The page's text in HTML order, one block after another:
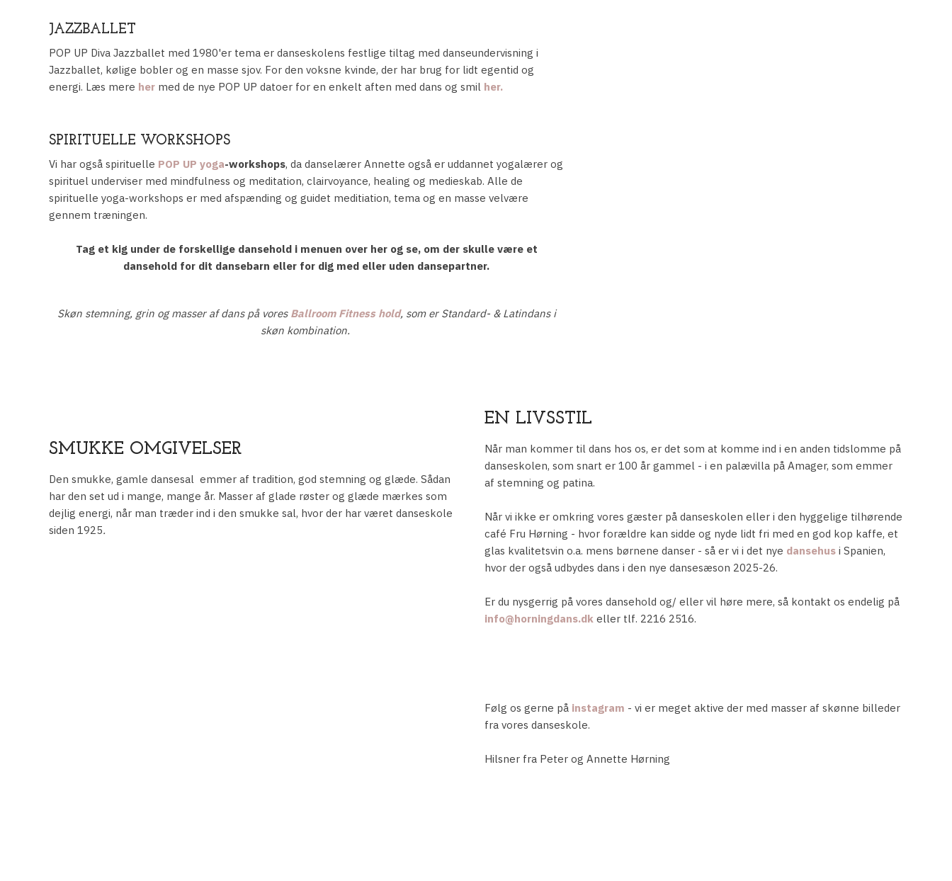
JAZZBALLET
POP UP Diva Jazzballet med 1980'er tema er danseskolens festlige tiltag med danseundervisning i
Jazzballet, kølige bobler og en masse sjov. For den voksne kvinde, der har brug for lidt egentid og
energi. Læs mere hermed de nye POP UP datoer for en enkelt aften med dans og smil her.
SPIRITUELLE WORKSHOPS
Vi har også spirituelle POP UP yoga-workshops, da danselærer Annette også er uddannet yogalærer og
spirituel underviser med mindfulness og meditation, clairvoyance, healing og medieskab. Alle de
spirituelle yoga-workshops er med afspænding og guidet meditiation, tema og en masse velvære
gennem træningen.
Tag et kig under de forskellige dansehold i menuen over her og se, om der skulle være et
dansehold for dit dansebarn eller for dig med eller uden dansepartner.
Skøn stemning, grin og masser af dans på vores Ballroom Fitness hold, som er Standard- & Latindans i
skøn kombination. ​
​SMUKKE OMGIVELSER
​Den smukke, gamle dansesal emmer af tradition, god stemning og glæde. Sådan
har den set ud i mange, mange år. Masser af glade røster og glæde mærkes som
dejlig energi, når man træder ind i den smukke sal, hvor der har været danseskole
siden 1925.
EN LIVSSTIL
​Når man kommer til dans hos os, er det som at komme ind i en anden tidslomme på
danseskolen, som snart er 100 år gammel - i en palævilla på Amager, som emmer
af stemning og patina.
Når vi ikke er omkring vores gæster på danseskolen eller i den hyggelige tilhørende
café Fru Hørning - hvor forældre kan sidde og nyde lidt fri med en god kop kaffe, et
glas kvalitetsvin o.a. mens børnene danser - så er vi i det nye dansehusi Spanien,
hvor der også udbydes dans i den nye dansesæson 2025-26.
Er du nysgerrig på vores dansehold og/ eller vil høre mere, så kontakt os endelig på
info@horningdans.dkeller tlf. 2216 2516.
​Følg os gerne på instagram - vi er meget aktive der med masser af skønne billeder
fra vores danseskole.
Hilsner fra Peter og Annette Hørning